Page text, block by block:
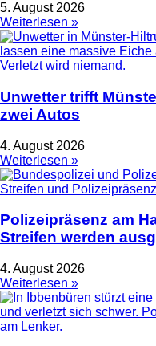
5. August 2026
Weiterlesen »
Unwetter trifft
zwei Autos
4. August 2026
Weiterlesen »
Polizeipräsenz am
Streifen werden
4. August 2026
Weiterlesen »